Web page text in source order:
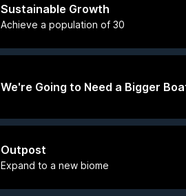
Sustainable Growth
Achieve a population of 30
We're Going to Need a Bigger
Outpost
Expand to a new biome